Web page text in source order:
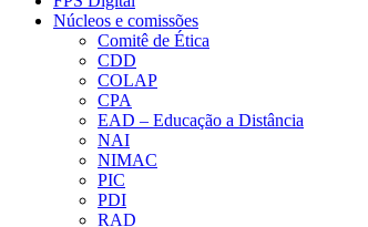
Núcleos e comissões
Comitê de Ética
CDD
COLAP
CPA
EAD – Educação a Distância
NAI
NIMAC
PIC
PDI
RAD